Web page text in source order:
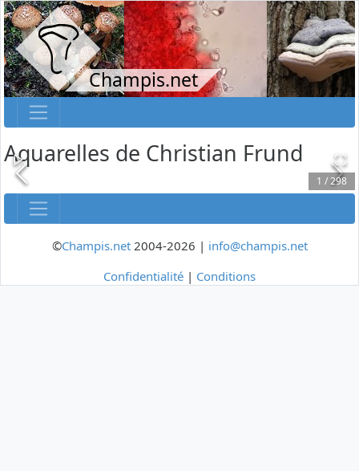
Champis.net
Aquarelles de Christian Frund
1 /298
©Champis.net2004-2026 | info@champis.net
Confidentialité | Conditions